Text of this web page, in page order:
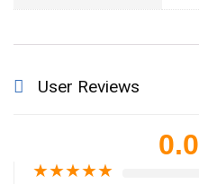
User Reviews
0.0
★★★★★